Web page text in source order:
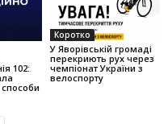
102:
Коротко
У Яворівській громаді
перекриють рух через
чемпіонат України з
велоспорту